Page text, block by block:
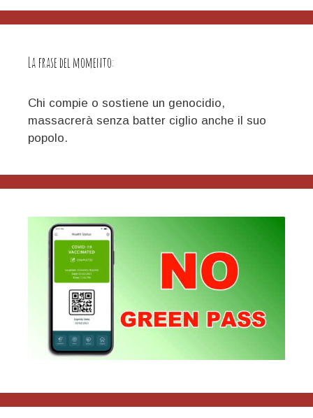
La frase del momento:
Chi compie o sostiene un genocidio,
massacrerà senza batter ciglio anche il suo
popolo.